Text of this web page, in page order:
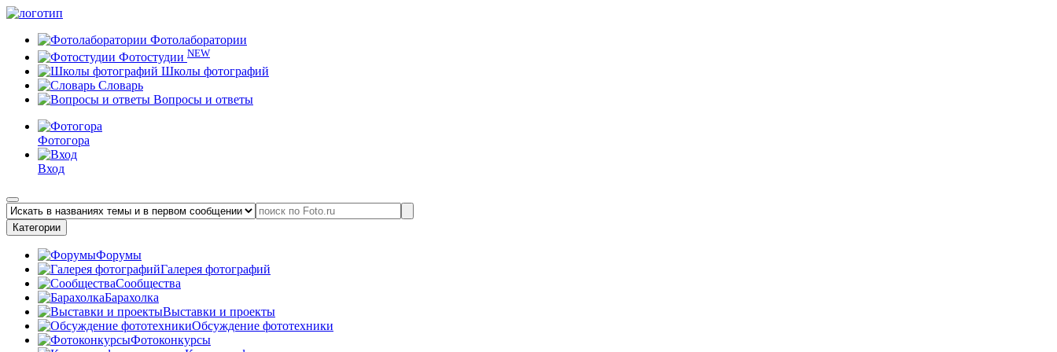
Фотолаборатории
Фотостудии NEW
Школы фотографий
Словарь
Вопросы и ответы
Фотогора
Вход
Категории
Форумы
Галерея фотографий
Сообщества
Барахолка
Выставки и проекты
Обсуждение фототехники
Фотоконкурсы